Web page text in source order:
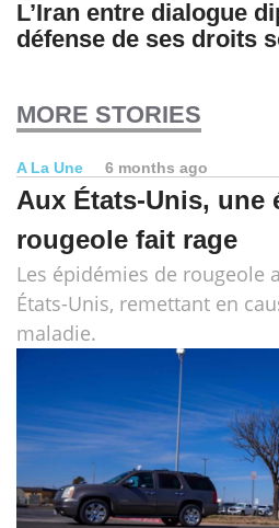
L’Iran entre dialogue
défense de ses droits
MORE STORIES
A La Une 6 months ago
Aux États-Unis, une
rougeole fait rage
Les épidémies de rougeole
États-Unis, remettant en
maladie.